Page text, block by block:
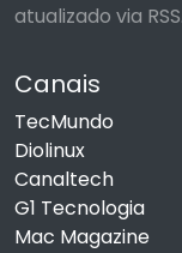
atualizado via RSS.
Canais
TecMundo
Diolinux
Canaltech
G1 Tecnologia
Mac Magazine